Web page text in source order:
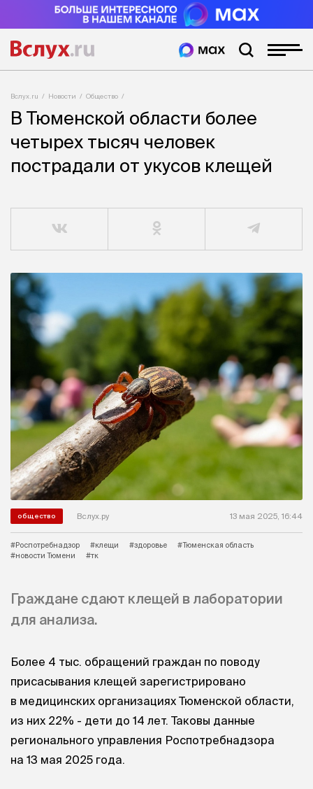
Вслух.ru Новости Общество
В Тюменской области более
четырех тысяч человек
пострадали от укусов клещей
общество Вслух.ру 13 мая 2025, 16:44
#Роспотребнадзор #клещи #здоровье
#Тюменская область
#новости Тюмени
#тк
Граждане сдают клещей в лаборатории
для анализа.
Более 4 тыс. обращений граждан по поводу
присасывания клещей зарегистрировано
в медицинских организациях Тюменской области,
из них 22% - дети до 14 лет. Таковы данные
регионального управления Роспотребнадзора
на 13 мая 2025 года.